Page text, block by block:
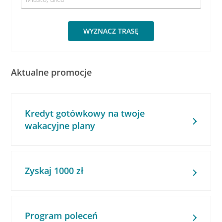
WYZNACZ TRASĘ
Aktualne promocje
Kredyt gotówkowy na twoje
wakacyjne plany
Zyskaj 1000 zł
Program poleceń